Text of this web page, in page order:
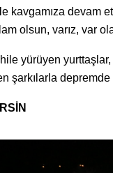
kavgamıza
olsun, varız, var
yürüyen
şarkılarla depremde